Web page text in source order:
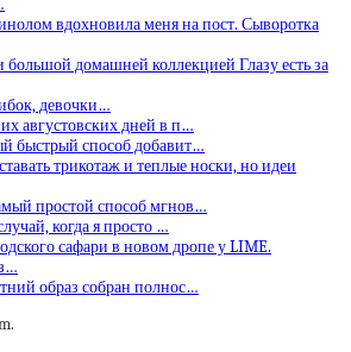
вдохновила меня на пост. Сыворотка
большой домашней коллекцией Глазу есть за
девочки…
августовских дней в п…
быстрый способ добавит…
трикотаж и теплые носки, но идеи
простой способ мгнов…
когда я просто …
сафари в новом дропе у LIME.
образ собран полнос…